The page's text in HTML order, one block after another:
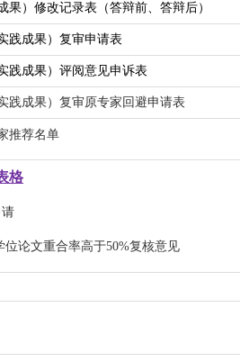
果）修改记录表（答辩前、答辩后）
践成果）复审申请表
践成果）评阅意见申诉表
践成果）复审原专家回避申请表
推荐名单
格
论文重合率高于50%复核意见